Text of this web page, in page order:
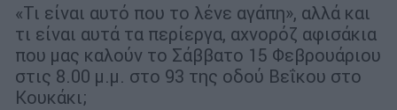
«Τι είναι αυτό που το λένε αγάπη», αλλά και
τι είναι αυτά τα περίεργα, αχνορόζ αφισάκια
που μας καλούν το Σάββατο 15 Φεβρουάριου
στις 8.00 μ.μ. στο 93 της οδού Βεΐκου στο
Κουκάκι;